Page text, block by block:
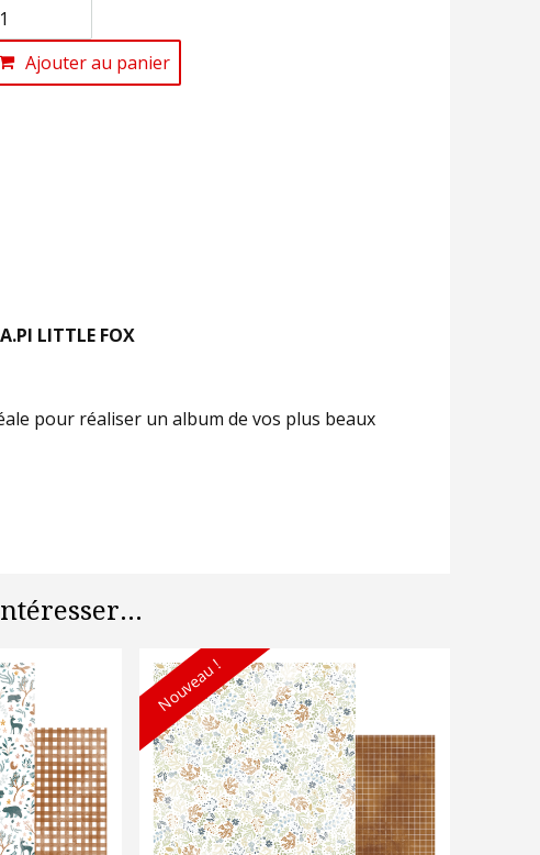
Ajouter au panier
LITTLE FOX
pour réaliser un album de vos plus beaux
Nouveau !